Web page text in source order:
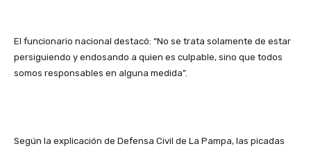
El funcionario nacional destacó: “No se trata solamente de estar
persiguiendo y endosando a quien es culpable, sino que todos
somos responsables en alguna medida”.
Según la explicación de Defensa Civil de La Pampa, las picadas